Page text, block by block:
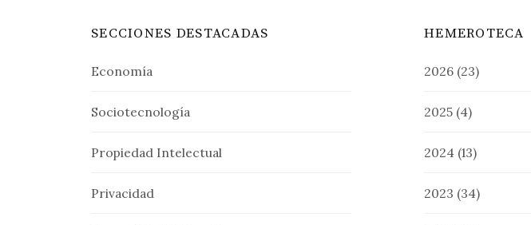
SECCIONES DESTACADAS
Economía
Sociotecnología
Propiedad Intelectual
Privacidad
HEMEROTECA
2026 (23)
2025 (4)
2024 (13)
2023 (34)